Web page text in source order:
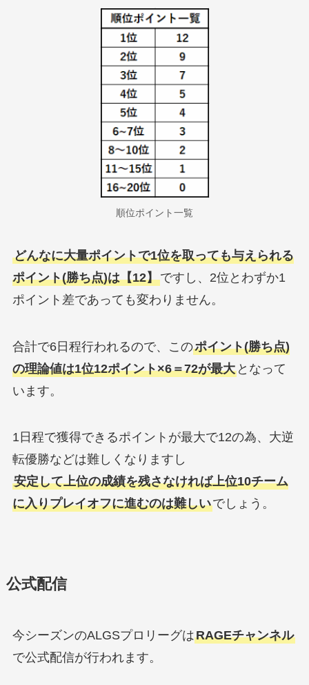
順位ポイント一覧
どんなに大量ポイントで1位を取っても与えられる
ポイント(勝ち点)は【12】ですし、2位とわずか1
ポイント差であっても変わりません。
合計で6日程行われるので、このポイント(勝ち点)
の理論値は1位12ポイント×6＝72が最大となって
います。
1日程で獲得できるポイントが最大で12の為、大逆
転優勝などは難しくなりますし
安定して上位の成績を残さなければ上位10チーム
に入りプレイオフに進むのは難しいでしょう。
公式配信
今シーズンのALGSプロリーグはRAGEチャンネル
で公式配信が行われます。